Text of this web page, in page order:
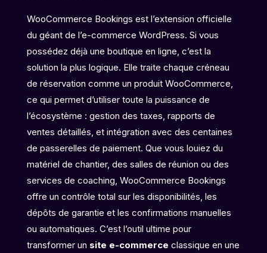
WooCommerce Bookings est l’extension officielle
du géant de l’e-commerce WordPress. Si vous
possédez déjà une boutique en ligne, c’est la
solution la plus logique. Elle traite chaque créneau
de réservation comme un produit WooCommerce,
ce qui permet d’utiliser toute la puissance de
l’écosystème : gestion des taxes, rapports de
ventes détaillés, et intégration avec des centaines
de passerelles de paiement. Que vous louiez du
matériel de chantier, des salles de réunion ou des
services de coaching, WooCommerce Bookings
offre un contrôle total sur les disponibilités, les
dépôts de garantie et les confirmations manuelles
ou automatiques. C’est l’outil ultime pour
transformer un site e-commerce classique en une